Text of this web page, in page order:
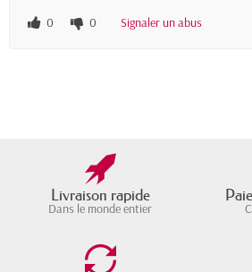
0
0 Signaler un abus
Livraison rapide
Dans le monde entier